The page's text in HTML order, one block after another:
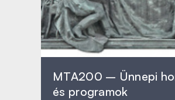
MTA200 – Ünnepi
és programok